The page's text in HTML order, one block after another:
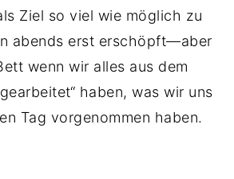
Ziel so viel wie möglich zu
abends erst erschöpft—aber
wenn wir alles aus dem
haben, was wir uns
Tag vorgenommen haben.